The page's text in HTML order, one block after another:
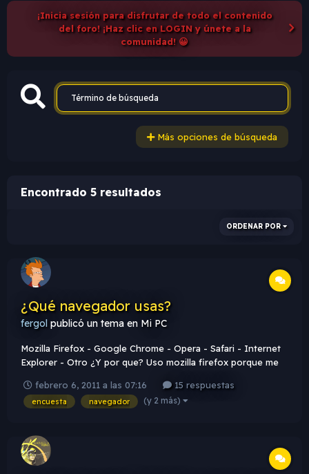
¡Inicia sesión para disfrutar de todo el contenido
del foro! ¡Haz clic en LOGIN y únete a la
comunidad! 😀
Más opciones de búsqueda
Encontrado 5 resultados
ORDENAR POR
¿Qué navegador usas?
fergol publicó un tema en Mi PC
Mozilla Firefox - Google Chrome - Opera - Safari - Internet
Explorer - Otro ¿Y por que? Uso mozilla firefox porque me
aveces me jode mucho el uso de la pc, aveces me anda muy
elevado pero es sencillo, ademas facil de entender y rapido!
febrero 6, 2011 a las 07:16 15 respuestas
encuesta navegador (y 2 más)